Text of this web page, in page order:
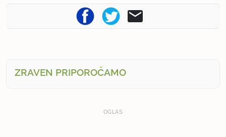
ZRAVEN PRIPOROČAMO
OGLAS